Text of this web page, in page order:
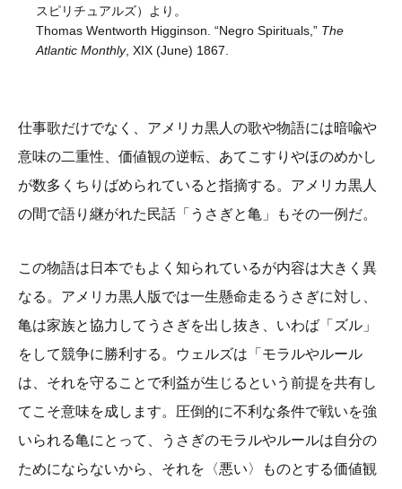
スピリチュアルズ）より。
Thomas Wentworth Higginson. “Negro Spirituals,” The
Atlantic Monthly, XIX (June) 1867.
仕事歌だけでなく、アメリカ黒人の歌や物語には暗喩や
意味の二重性、価値観の逆転、あてこすりやほのめかし
が数多くちりばめられていると指摘する。アメリカ黒人
の間で語り継がれた民話「うさぎと亀」もその一例だ。
この物語は日本でもよく知られているが内容は大きく異
なる。アメリカ黒人版では一生懸命走るうさぎに対し、
亀は家族と協力してうさぎを出し抜き、いわば「ズル」
をして競争に勝利する。ウェルズは「モラルやルール
は、それを守ることで利益が生じるという前提を共有し
てこそ意味を成します。圧倒的に不利な条件で戦いを強
いられる亀にとって、うさぎのモラルやルールは自分の
ためにならないから、それを〈悪い〉ものとする価値観